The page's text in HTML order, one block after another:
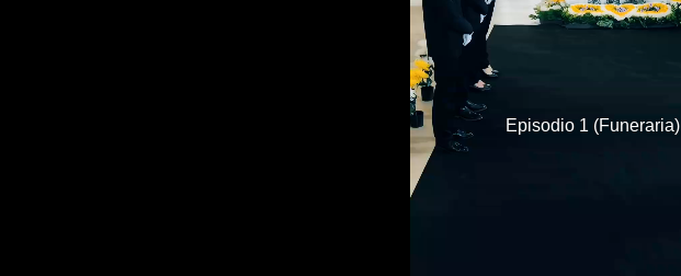
Episodio 1 (Funeraria)